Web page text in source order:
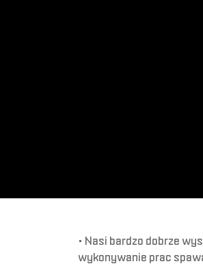
• Nasi bardzo dobrze
wykonywanie prac